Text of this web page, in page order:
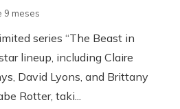
9 meses
series “The Beast in
lineup, including Claire
David Lyons, and Brittany
Rotter, taki...